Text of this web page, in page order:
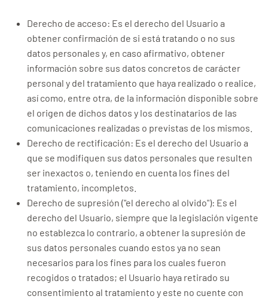
Derecho de acceso: Es el derecho del Usuario a
obtener confirmación de si está tratando o no sus
datos personales y, en caso afirmativo, obtener
información sobre sus datos concretos de carácter
personal y del tratamiento que haya realizado o realice,
así como, entre otra, de la información disponible sobre
el origen de dichos datos y los destinatarios de las
comunicaciones realizadas o previstas de los mismos.
Derecho de rectificación: Es el derecho del Usuario a
que se modifiquen sus datos personales que resulten
ser inexactos o, teniendo en cuenta los fines del
tratamiento, incompletos.
Derecho de supresión ("el derecho al olvido"): Es el
derecho del Usuario, siempre que la legislación vigente
no establezca lo contrario, a obtener la supresión de
sus datos personales cuando estos ya no sean
necesarios para los fines para los cuales fueron
recogidos o tratados; el Usuario haya retirado su
consentimiento al tratamiento y este no cuente con